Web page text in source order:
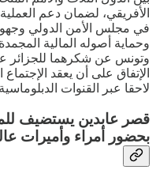
الأفريقي، لضمان دعم
في مجلس الأمن الدولي
وحماية أصوله المالية
وتونس عن شكرهما للجزائر
الإتفاق على أن يعقد
لاحقا عبر القنوات
قصر عابدين يستضيف
بحضور أمراء وأميرات